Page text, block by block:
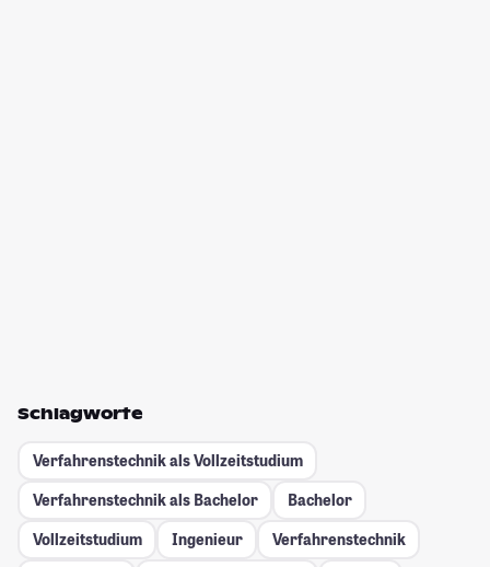
Schlagworte
Verfahrenstechnik als Vollzeitstudium
Verfahrenstechnik als Bachelor
Bachelor
Vollzeitstudium
Ingenieur
Verfahrenstechnik